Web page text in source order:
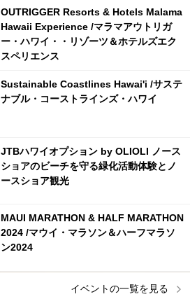
OUTRIGGER Resorts & Hotels Malama
Hawaii Experience /マラマアウトリガ
ー・ハワイ・・リゾーツ＆ホテルズエク
スペリエンス
Sustainable Coastlines Hawai'i /サステ
ナブル・コーストラインズ・ハワイ
JTBハワイオプション by OLIOLI ノース
ショアのビーチを守る緑化活動体験とノ
ースショア観光
MAUI MARATHON & HALF MARATHON
2024 /マウイ・マラソン＆ハーフマラソ
ン2024
イベントの一覧を見る